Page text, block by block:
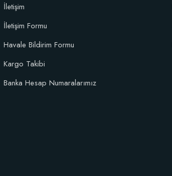
İletişim
İletişim Formu
Havale Bildirim Formu
Kargo Takibi
Banka Hesap Numaralarımız